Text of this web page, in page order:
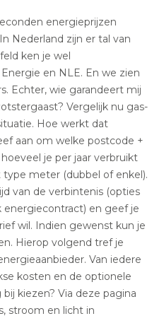
energieprijzen
Nederland zijn er tal van
ken je wel
en NLE. En we zien
Echter, wie garandeert mij
Vergelijk nu gas-
Hoe werkt dat
aan om welke postcode +
je per jaar verbruikt
meter (dubbel of enkel).
van de verbintenis (opties
energiecontract) en geef je
wil. Indien gewenst kun je
Hierop volgend tref je
Van iedere
kosten en de optionele
kiezen? Via deze pagina
stroom en licht in